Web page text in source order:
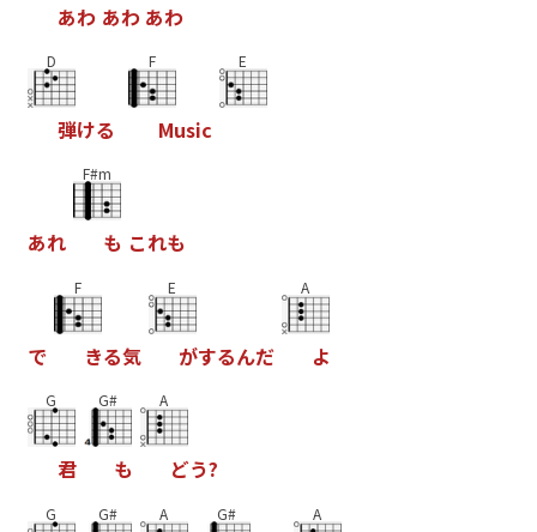
あわ あわ あわ
D
弾ける
F
Music
E
あれ
F#m
も これも
で
F
きる気
E
がするんだ
A
よ
G
君
G#
も
A
どう?
G G# A G# A